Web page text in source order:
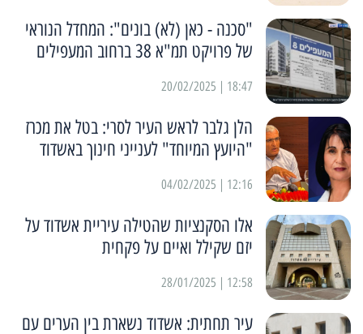
"סכנה - כאן (לא) בונים": המחדל הנוראי
של פרויקט תמ"א 38 ברחוב המעפילים
18:47 | 20/02/2025
הלן גלבר לראש העיר לסרי: בטל את מכרז
"היועץ המיוחד" לענייני חינוך באשדוד
12:16 | 04/02/2025
אלו הסקנציות שהטילה עיריית אשדוד על
יזם שקילל ואיים על פקחית
12:58 | 28/01/2025
עיר תחתית: אשדוד נשארת בין הערים עם